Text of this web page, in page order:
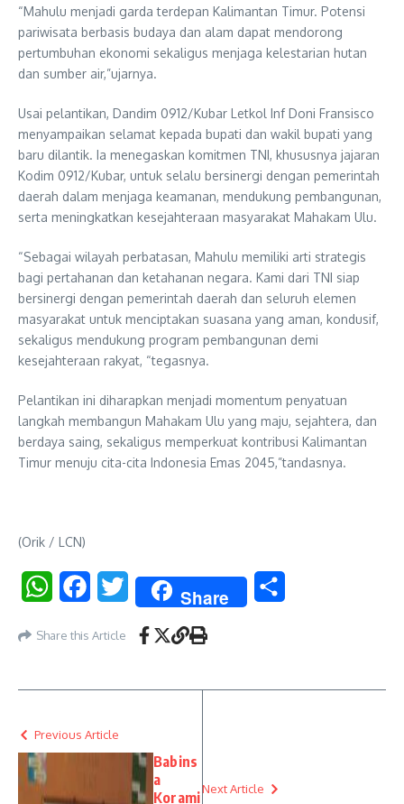
“Mahulu menjadi garda terdepan Kalimantan Timur. Potensi
pariwisata berbasis budaya dan alam dapat mendorong
pertumbuhan ekonomi sekaligus menjaga kelestarian hutan
dan sumber air,”ujarnya.
Usai pelantikan, Dandim 0912/Kubar Letkol Inf Doni Fransisco
menyampaikan selamat kepada bupati dan wakil bupati yang
baru dilantik. Ia menegaskan komitmen TNI, khususnya jajaran
Kodim 0912/Kubar, untuk selalu bersinergi dengan pemerintah
daerah dalam menjaga keamanan, mendukung pembangunan,
serta meningkatkan kesejahteraan masyarakat Mahakam Ulu.
“Sebagai wilayah perbatasan, Mahulu memiliki arti strategis
bagi pertahanan dan ketahanan negara. Kami dari TNI siap
bersinergi dengan pemerintah daerah dan seluruh elemen
masyarakat untuk menciptakan suasana yang aman, kondusif,
sekaligus mendukung program pembangunan demi
kesejahteraan rakyat, “tegasnya.
Pelantikan ini diharapkan menjadi momentum penyatuan
langkah membangun Mahakam Ulu yang maju, sejahtera, dan
berdaya saing, sekaligus memperkuat kontribusi Kalimantan
Timur menuju cita-cita Indonesia Emas 2045,”tandasnya.
(Orik / LCN)
WhatsAppFacebookTwitter Share
Share this Article
Previous Article
Babins
a
KoramiNext Article